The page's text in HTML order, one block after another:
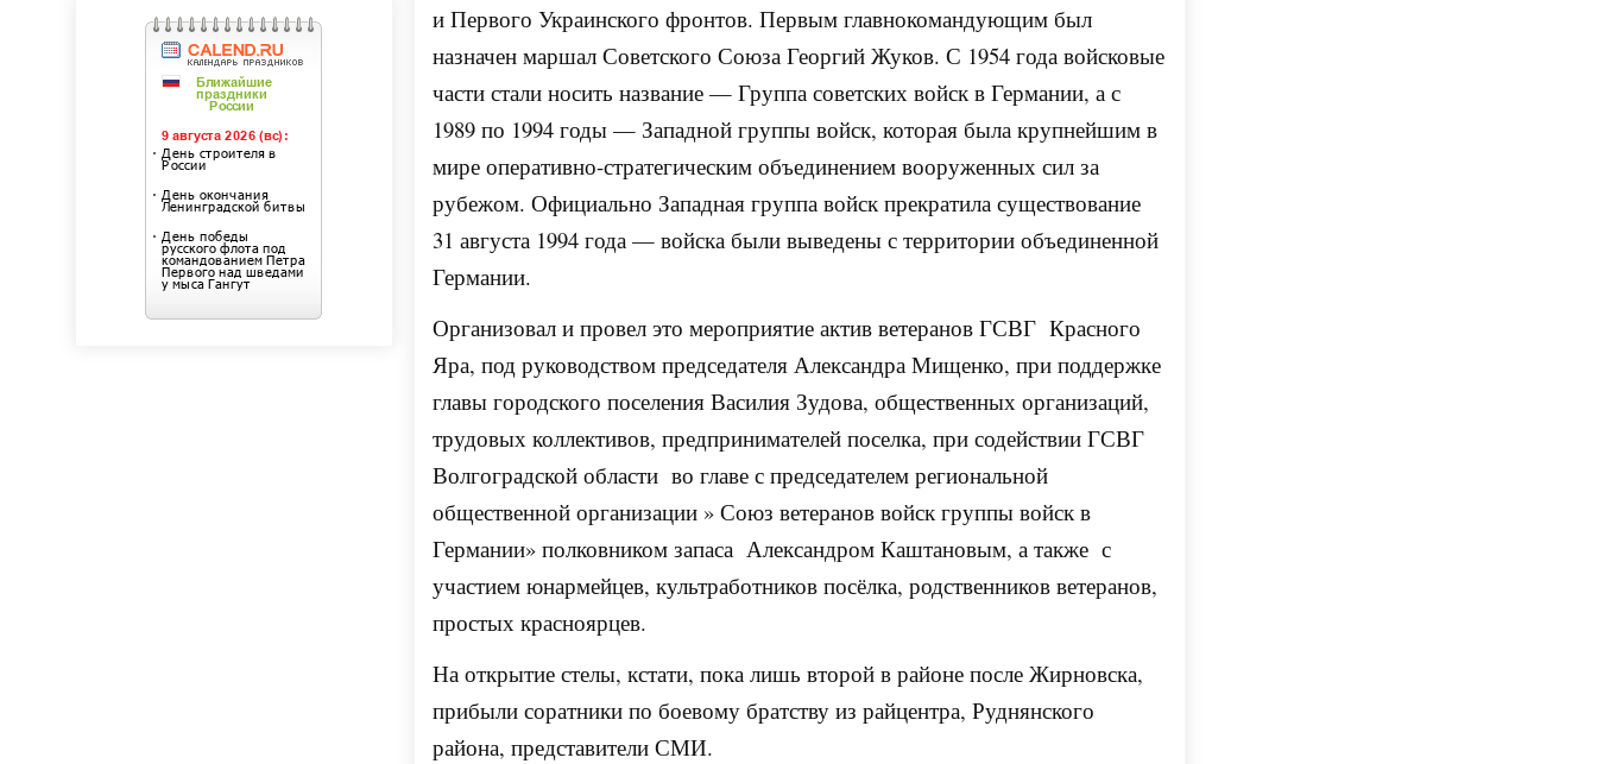
и Первого Украинского фронтов. Первым главнокомандующим был
назначен маршал Советского Союза Георгий Жуков. С 1954 года войсковые
части стали носить название — Группа советских войск в Германии, а с
1989 по 1994 годы — Западной группы войск, которая была крупнейшим в
мире оперативно-стратегическим объединением вооруженных сил за
рубежом. Официально Западная группа войск прекратила существование
31 августа 1994 года — войска были выведены с территории объединенной
Германии.
Организовал и провел это мероприятие актив ветеранов ГСВГ Красного
Яра, под руководством председателя Александра Мищенко, при поддержке
главы городского поселения Василия Зудова, общественных организаций,
трудовых коллективов, предпринимателей поселка, при содействии ГСВГ
Волгоградской области во главе с председателем региональной
общественной организации » Союз ветеранов войск группы войск в
Германии» полковником запаса Александром Каштановым, а также с
участием юнармейцев, культработников посёлка, родственников ветеранов,
простых красноярцев.
На открытие стелы, кстати, пока лишь второй в районе после Жирновска,
прибыли соратники по боевому братству из райцентра, Руднянского
района, представители СМИ.